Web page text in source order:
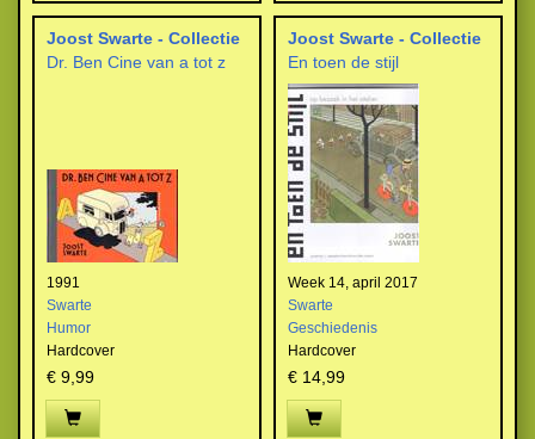
Joost Swarte - Collectie
Dr. Ben Cine van a tot z
1991
Swarte
Humor
Hardcover
€ 9,99
Joost Swarte - Collectie
En toen de stijl
Week 14, april 2017
Swarte
Geschiedenis
Hardcover
€ 14,99